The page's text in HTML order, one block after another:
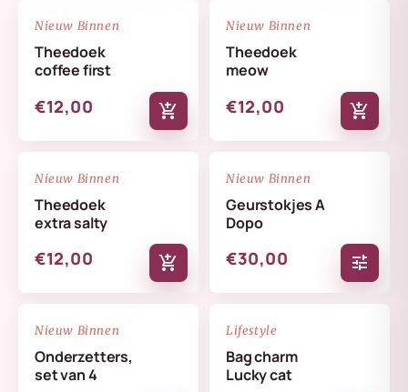
NIEUW
Nieuw Binnen
Theedoek
coffee first
€12,00 add_shopping_cart
NIEUW
Nieuw Binnen
Theedoek
meow
€12,00 add_shopping_cart
NIEUW
Nieuw Binnen
Theedoek
extra salty
€12,00 add_shopping_cart
NIEUW
Nieuw Binnen
Geurstokjes A
Dopo
€30,00 tune
NIEUW
Nieuw Binnen
Onderzetters,
set van 4
NIEUW
Lifestyle
Bag charm
Lucky cat